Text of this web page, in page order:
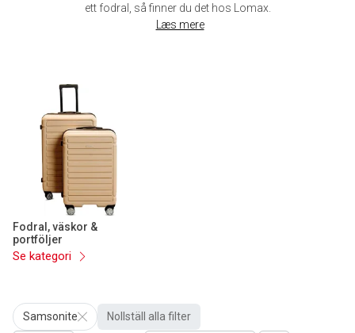
ett fodral, så finner du det hos Lomax.
Læs mere
Fodral, väskor &
portföljer
Se kategori
Samsonite Nollställ alla filter